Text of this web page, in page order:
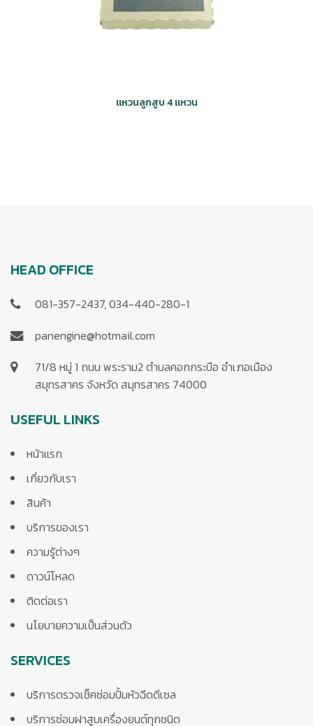
แหวนลูกสูบ 4 แหวน
HEAD OFFICE
081-357-2437, 034-440-280-1
panengine@hotmail.com
71/8 หมู่ 1 ถนน พระราม2 ตำบลคอกกระบือ อำเภอเมือง
สมุทรสาคร จังหวัด สมุทรสาคร 74000
USEFUL LINKS
หน้าแรก
เกี่ยวกับเรา
สินค้า
บริการของเรา
ความรู้ต่างๆ
ดาวน์โหลด
ติดต่อเรา
นโยบายความเป็นส่วนตัว
SERVICES
บริการตรวจเช็คซ่อมปั้มหัวฉีดดีเซล
บริการซ่อมฝาสูบเครื่องยนต์ทุกชนิด